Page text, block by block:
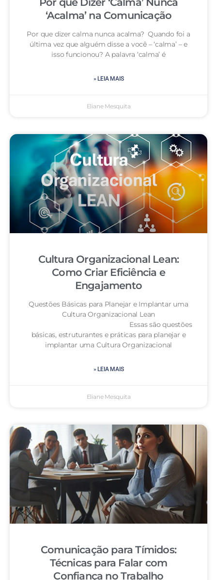
‘Acalma’ na Comunicação
Por que dizer calma nunca acalma? Quando foi a
última vez que alguém disse a você – ‘calma’ – e
isso funcionou? A palavra ‘calma’ é
» LEIA MAIS
Eliane Mesquita
Cultura Organizacional Lean:
Como Criar Eficiência e
Engajamento
Questões Básicas para Planejar e Implantar uma
Cultura Organizacional Lean
Essas são questões
básicas, estruturantes e práticas para planejar e
implantar uma Cultura Organizacional
» LEIA MAIS
Eliane Mesquita
Comunicação para Tímidos:
Técnicas para Falar com
Confiança no Trabalho